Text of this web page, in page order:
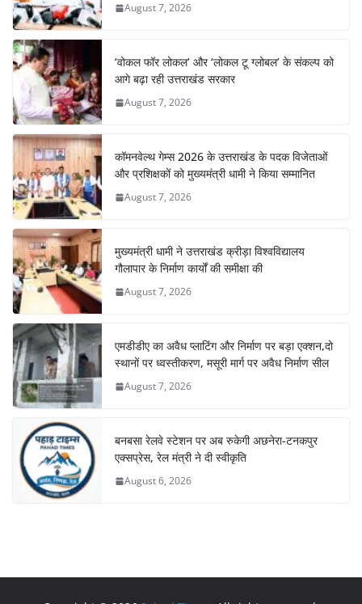
August 7, 2026
‘वोकल फॉर लोकल’ और ‘लोकल टू ग्लोबल’ के संकल्प को
आगे बढ़ा रही उत्तराखंड सरकार
August 7, 2026
कॉमनवेल्थ गेम्स 2026 के उत्तराखंड के पदक विजेताओं
और प्रशिक्षकों को मुख्यमंत्री धामी ने किया सम्मानित
August 7, 2026
मुख्यमंत्री धामी ने उत्तराखंड क्रीड़ा विश्वविद्यालय
गौलापार के निर्माण कार्यों की समीक्षा की
August 7, 2026
एमडीडीए का अवैध प्लाटिंग और निर्माण पर बड़ा एक्शन,दो
स्थानों पर ध्वस्तीकरण, मसूरी मार्ग पर अवैध निर्माण सील
August 7, 2026
बनबसा रेलवे स्टेशन पर अब रुकेगी अछनेरा-टनकपुर
एक्सप्रेस, रेल मंत्री ने दी स्वीकृति
August 6, 2026